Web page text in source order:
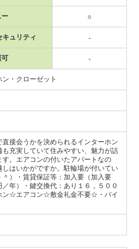
ー ○
キュリティ -
可 -
・クローゼット
接会うかを決められるインターホン
充実していて住みやすい、魅力が詰
。エアコンの付いたアパートなの
はいかがですか。駐輪場が付いてい
＾）・賃貸保証等：加入要（加入要
年）・鍵交換代：あり１６，５００
ン☆エアコン☆敷金礼金不要☆・バイ